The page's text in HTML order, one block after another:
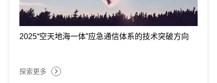
2025“空天地海一体”应急通信体系的技术突破方向
探索更多